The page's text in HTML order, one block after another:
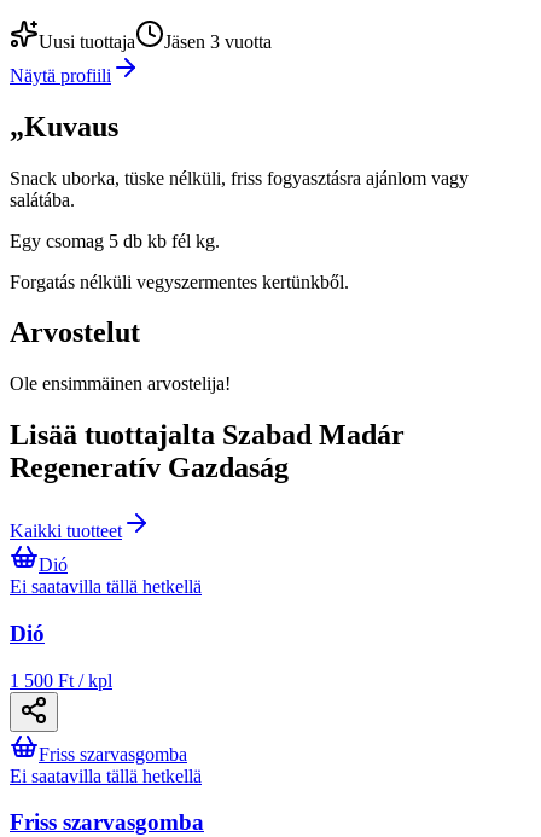
Uusi tuottaja
Jäsen 3 vuotta
Näytä profiili
„Kuvaus
Snack uborka, tüske nélküli, friss fogyasztásra ajánlom vagy
salátába.
Egy csomag 5 db kb fél kg.
Forgatás nélküli vegyszermentes kertünkből.
Arvostelut
Ole ensimmäinen arvostelija!
Lisää tuottajalta Szabad Madár
Regeneratív Gazdaság
Kaikki tuotteet
Dió
Ei saatavilla tällä hetkellä
Dió
1 500 Ft / kpl
Friss szarvasgomba
Ei saatavilla tällä hetkellä
Friss szarvasgomba